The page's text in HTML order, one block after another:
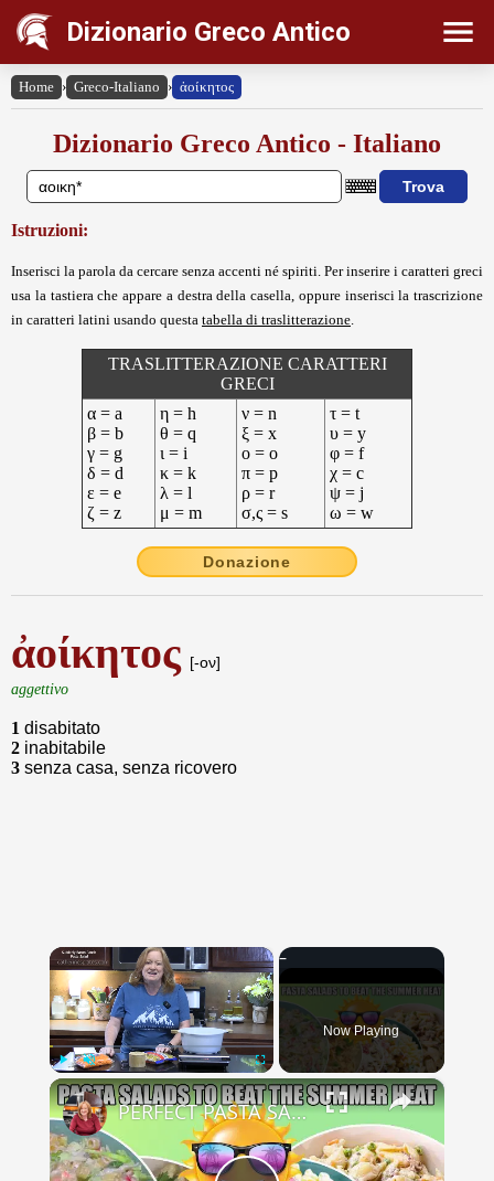
Dizionario Greco Antico
Home › Greco-Italiano › ἀοίκητος
Dizionario Greco Antico - Italiano
Istruzioni:
Inserisci la parola da cercare senza accenti né spiriti. Per inserire i caratteri greci
usa la tastiera che appare a destra della casella, oppure inserisci la trascrizione
in caratteri latini usando questa tabella di traslitterazione
TRASLITTERAZIONE CARATTERI
GRECI
α = a
β = b
γ = g
δ = d
ε = e
ζ = z
η = h
θ = q
ι = i
κ = k
λ = l
μ = m
ν = n
ξ = x
ο = o
π = p
ρ = r
σ,ς = s
τ = t
υ = y
φ = f
χ = c
ψ = j
ω = w
Donazione
ἀοίκητος [-ον]
aggettivo
1 disabitato
2 inabitabile
3 senza casa, senza ricovero
×
Play Unmute Fullscreen
Now Playing
×
PERFECT PASTA SALADS FOR YOUR SUMMER GET TOGETHERS